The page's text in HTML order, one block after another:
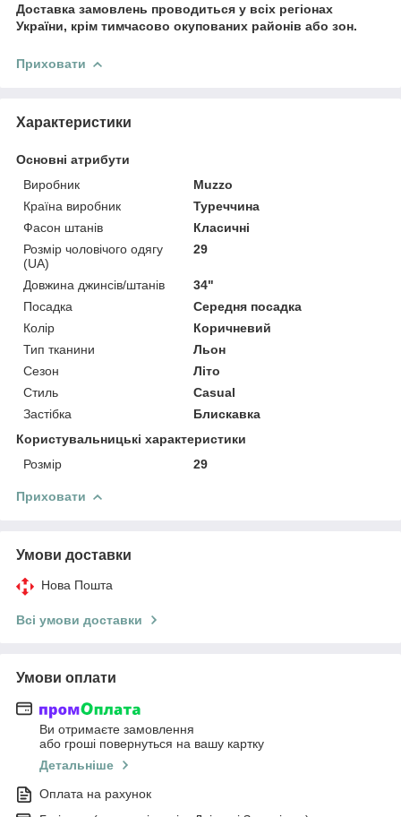
Доставка замовлень проводиться у всіх регіонах
України, крім тимчасово окупованих районів або зон.
Приховати
Характеристики
Основні атрибути
Виробник
Muzzo
Країна виробник
Туреччина
Фасон штанів
Класичні
Розмір чоловічого одягу
(UA)
29
Довжина джинсів/штанів
34"
Посадка
Середня посадка
Колір
Коричневий
Тип тканини
Льон
Сезон
Літо
Стиль
Casual
Застібка
Блискавка
Користувальницькі характеристики
Розмір
29
Приховати
Умови доставки
Нова Пошта
Всі умови доставки
Умови оплати
Ви отримаєте замовлення
або гроші повернуться на вашу картку
Детальніше
Оплата на рахунок